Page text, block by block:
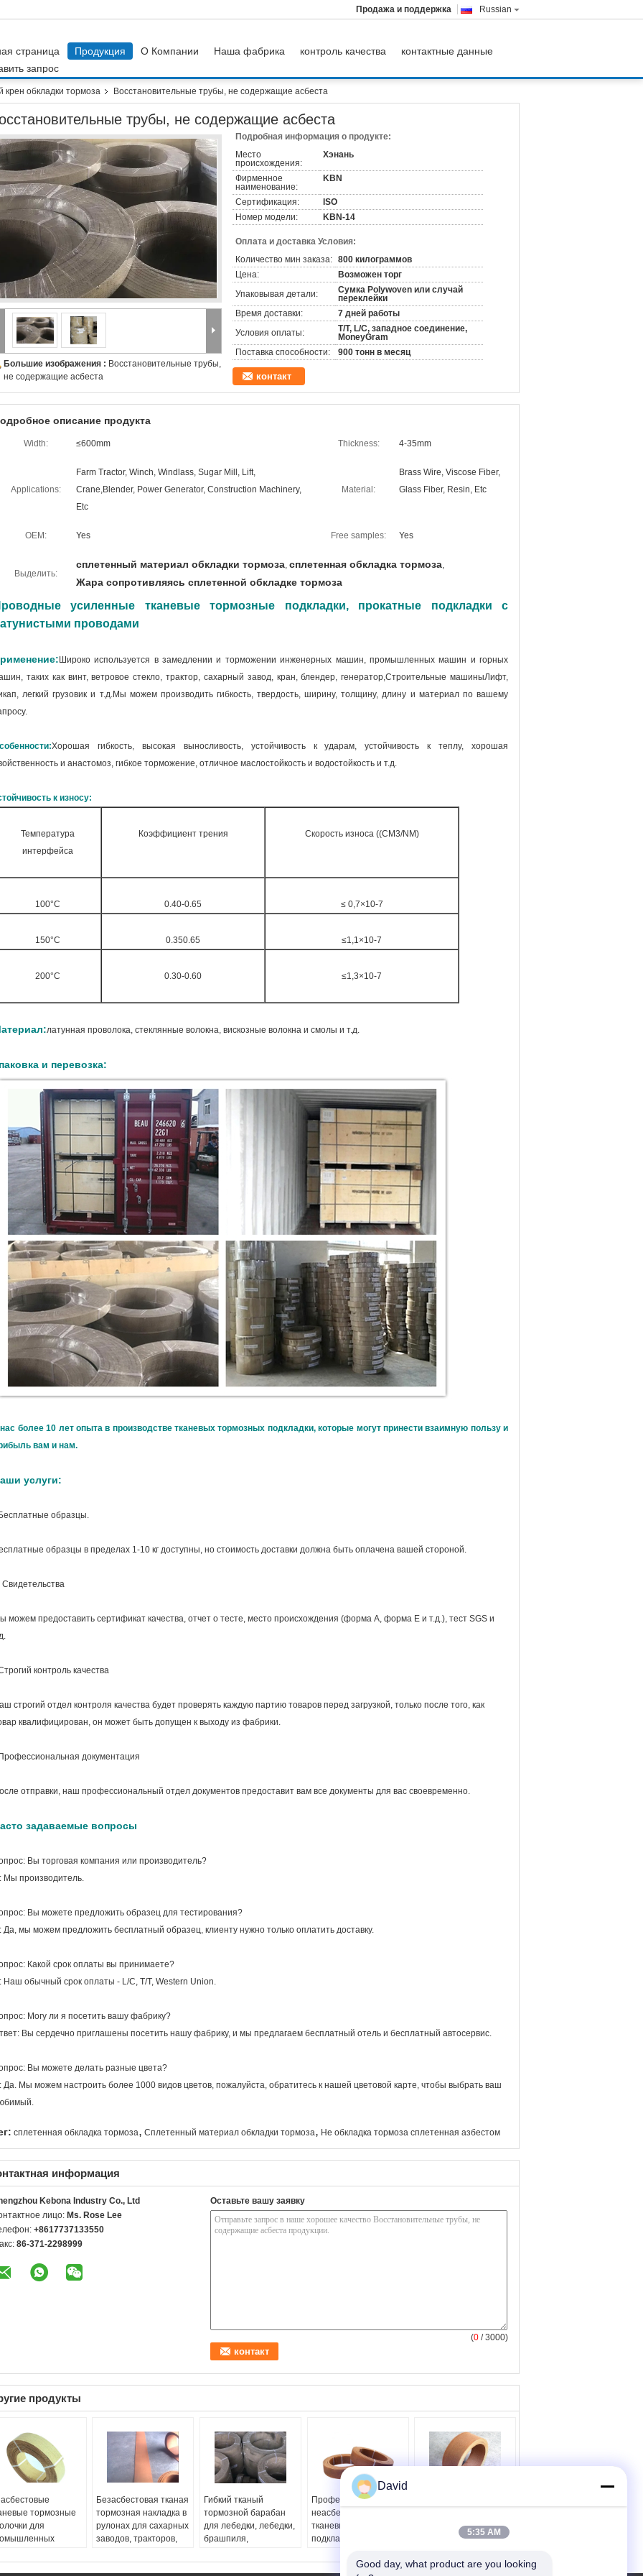
Russian
Продажа и поддержка
страница Продукция О Компании Наша фабрика контроль качества
контактные данные
запрос
крен обкладки тормоза Восстановительные трубы, не содержащие асбеста
трубы, не содержащие асбеста
Большие изображения : Восстановительные трубы,
не содержащие асбеста
Подробная информация о продукте:
Место
происхождения:
Хэнань
Фирменное
наименование:
KBN
Сертификация:
ISO
Номер модели:
KBN-14
Оплата и доставка Условия:
Количество мин заказа: 800 килограммов
Цена:
Возможен торг
Упаковывая детали:
Сумка Polywoven или случай
переклейки
Время доставки:
7 дней работы
Условия оплаты:
T/T, L/C, западное соединение,
MoneyGram
Поставка способности:
900 тонн в месяц
контакт
описание продукта
Width: ≤600mm Thickness: 4-35mm
Applications:
Farm Tractor, Winch, Windlass, Sugar Mill, Lift,
Crane,Blender, Power Generator, Construction Machinery,
Etc
Material:
Brass Wire, Viscose Fiber,
Glass Fiber, Resin, Etc
OEM: Yes Free samples: Yes
Выделить:
сплетенный материал обкладки тормоза, сплетенная обкладка тормоза,
Жара сопротивляясь сплетенной обкладке тормоза
усиленные тканевые тормозные подкладки, прокатные подкладки с
проводами
Широко используется в замедлении и торможении инженерных машин, промышленных машин и горных
таких как винт, ветровое стекло, трактор, сахарный завод, кран, блендер, генератор,Строительные машиныЛифт,
легкий грузовик и т.д.Мы можем производить гибкость, твердость, ширину, толщину, длину и материал по вашему
Хорошая гибкость, высокая выносливость, устойчивость к ударам, устойчивость к теплу, хорошая
и анастомоз, гибкое торможение, отличное маслостойкость и водостойкость и т.д.
к износу:
Температура
интерфейса
Коэффициент трения Скорость износа ((CM3/NM)
100°С 0.40-0.65 ≤ 0,7×10-7
150°С 0.350.65 ≤1,1×10-7
200°С 0.30-0.60 ≤1,3×10-7
латунная проволока, стеклянные волокна, вискозные волокна и смолы и т.д.
и перевозка:
более 10 лет опыта в производстве тканевых тормозных подкладки, которые могут принести взаимную пользу и
вам и нам.
услуги:
образцы.
образцы в пределах 1-10 кг доступны, но стоимость доставки должна быть оплачена вашей стороной.
Свидетельства
можем предоставить сертификат качества, отчет о тесте, место происхождения (форма А, форма Е и т.д.), тест SGS и
контроль качества
строгий отдел контроля качества будет проверять каждую партию товаров перед загрузкой, только после того, как
квалифицирован, он может быть допущен к выходу из фабрики.
документация
отправки, наш профессиональный отдел документов предоставит вам все документы для вас своевременно.
задаваемые вопросы
Вы торговая компания или производитель?
Мы производитель.
Вы можете предложить образец для тестирования?
Да, мы можем предложить бесплатный образец, клиенту нужно только оплатить доставку.
Какой срок оплаты вы принимаете?
Наш обычный срок оплаты - L/C, T/T, Western Union.
Могу ли я посетить вашу фабрику?
Вы сердечно приглашены посетить нашу фабрику, и мы предлагаем бесплатный отель и бесплатный автосервис.
Вы можете делать разные цвета?
Да. Мы можем настроить более 1000 видов цветов, пожалуйста, обратитесь к нашей цветовой карте, чтобы выбрать ваш
сплетенная обкладка тормоза, Сплетенный материал обкладки тормоза, Не обкладка тормоза сплетенная азбестом
информация
Kebona Industry Co., Ltd
лицо: Ms. Rose Lee
+8617737133550
86-371-2298999
Оставьте вашу заявку
(0 / 3000)
продукты
тормозные
для
samples:Yes
Безасбестовая тканая
тормозная накладка в
рулонах для сахарных
заводов, тракторов,
и лифтов
Гибкий тканый
тормозной барабан
для лебедки, лебедки,
брашпиля,
установки
Профессиональные
неасбестовые
тканевые тормозные
подкладки
OEM:Yes
тормозная оболочка
ролл ветровое стекло
Ширина:≤ 600 мм
David
5:35 AM
Good day, what product are you looking